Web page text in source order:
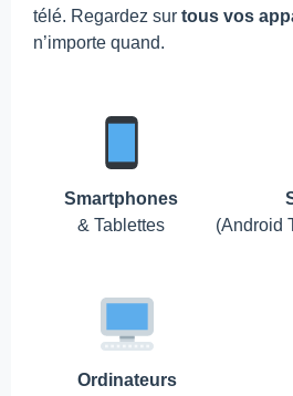
télé. Regardez sur tous vos
n’importe quand.
Smartphones
& Tablettes
(Android
Ordinateurs